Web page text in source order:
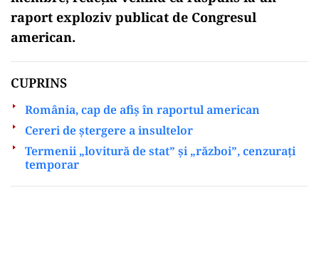
raport exploziv publicat de Congresul
american.
CUPRINS
România, cap de afiș în raportul american
Cereri de ștergere a insultelor
Termenii „lovitură de stat” și „război”, cenzurați
temporar